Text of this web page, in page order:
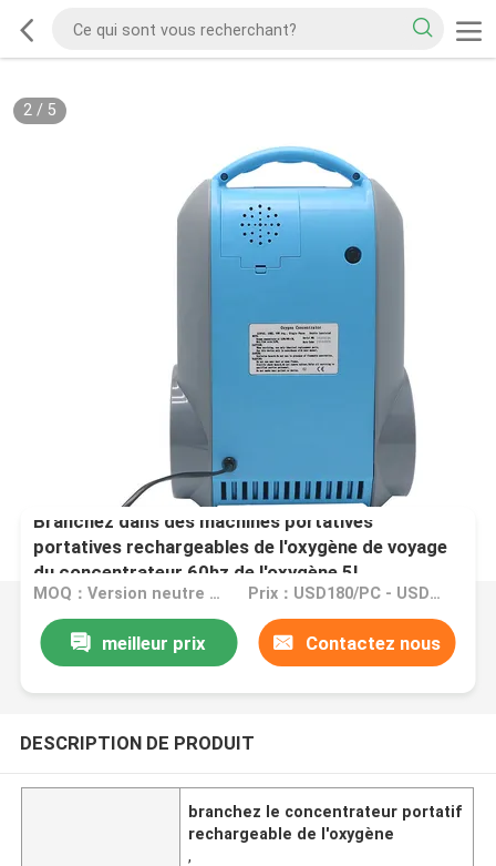
2/ 5
Branchez dans des machines portatives
portatives rechargeables de l'oxygène de voyage
du concentrateur 60hz de l'oxygène 5l
MOQ：Version neutre anglaise : MOQ 10PC/OEM : MOQ 100PCS Prix：USD180/PC - USD310/PC
meilleur prix Contactez nous
DESCRIPTION DE PRODUIT
branchez le concentrateur portatif
rechargeable de l'oxygène
,